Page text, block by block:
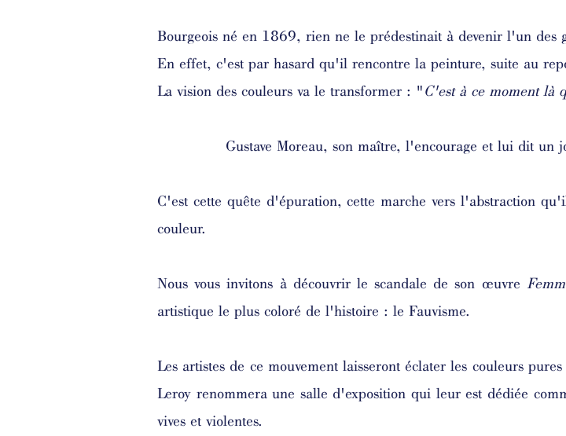
Bourgeois né en 1869, rien ne le prédestinait à devenir l'un des
En effet, c'est par hasard qu'il rencontre la peinture, suite au
La vision des couleurs va le transformer : " C'est à ce moment là
Gustave Moreau, son maître, l'encourage et lui dit un
C'est cette quête d'épuration, cette marche vers l'abstraction
couleur.
Nous vous invitons à découvrir le scandale de son œuvre
artistique le plus coloré de l'histoire : le Fauvisme.
Les artistes de ce mouvement laisseront éclater les couleurs
Leroy renommera une salle d'exposition qui leur est dédiée
vives et violentes.